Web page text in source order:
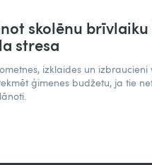
skolēnu brīvlaiku
stresa
izklaides un izbraucieni
ģimenes budžetu, ja tie